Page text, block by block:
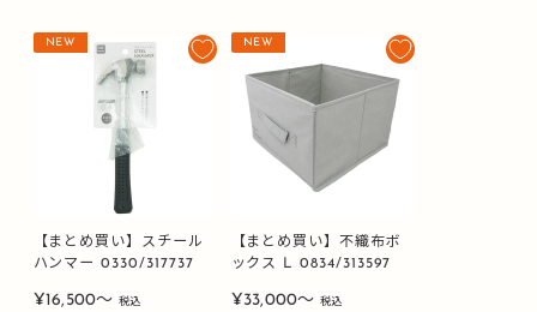
NEW
【まとめ買い】スチール
ハンマー 0330/317737
販
¥16,500〜 税込
NEW
【まとめ買い】不織布ボ
ックス L 0834/313597
販
¥33,000〜 税込